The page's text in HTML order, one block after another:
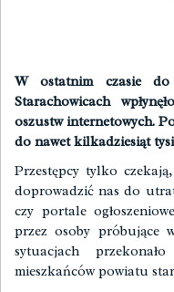
W ostatnim czasie
Starachowicach
oszustw internetowych.
do nawet kilkadziesiąt
Przestępcy tylko
doprowadzić nas do
czy portale
przez osoby próbujące
sytuacjach
mieszkańców powiatu